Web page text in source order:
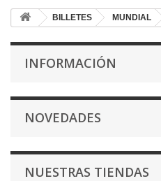
BILLETES MUNDIAL
INFORMACIÓN
NOVEDADES
NUESTRAS TIENDAS